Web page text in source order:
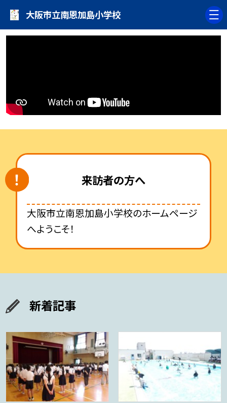
大阪市立南恩加島小学校
来訪者の方へ
大阪市立南恩加島小学校のホームページ
へようこそ！
新着記事